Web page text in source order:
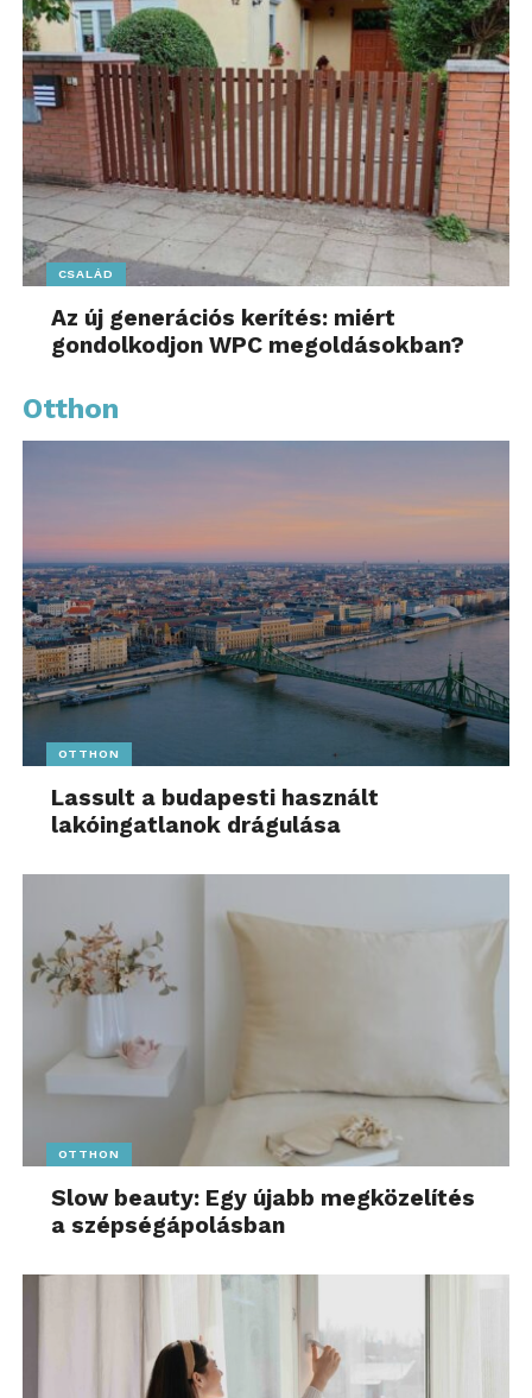
CSALÁD
Az új generációs kerítés: miért
gondolkodjon WPC megoldásokban?
Otthon
OTTHON
Lassult a budapesti használt
lakóingatlanok drágulása
OTTHON
Slow beauty: Egy újabb megközelítés
a szépségápolásban